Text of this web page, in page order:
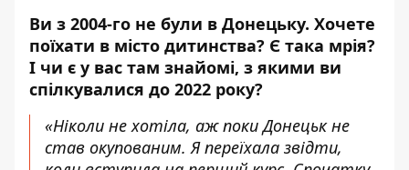
Ви з 2004-го не були в Донецьку. Хочете
поїхати в місто дитинства? Є така мрія?
І чи є у вас там знайомі, з якими ви
спілкувалися до 2022 року?
«Ніколи не хотіла, аж поки Донецьк не
став окупованим. Я переїхала звідти,